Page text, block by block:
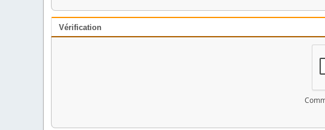
Vérification